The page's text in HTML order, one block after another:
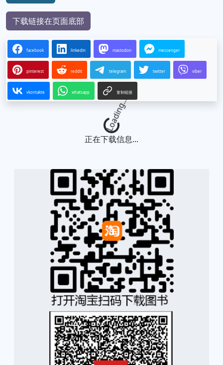
下载链接在页面底部
facebook linkedin mastodon messenger
pinterest reddit telegram twitter viber
vkontakte whatsapp 复制链接
Loading...
正在下载信息...